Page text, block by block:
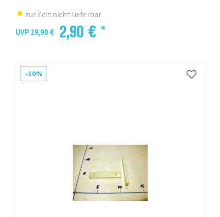
zur Zeit nicht lieferbar
UVP 19,90 € 2,90 € *
-10%